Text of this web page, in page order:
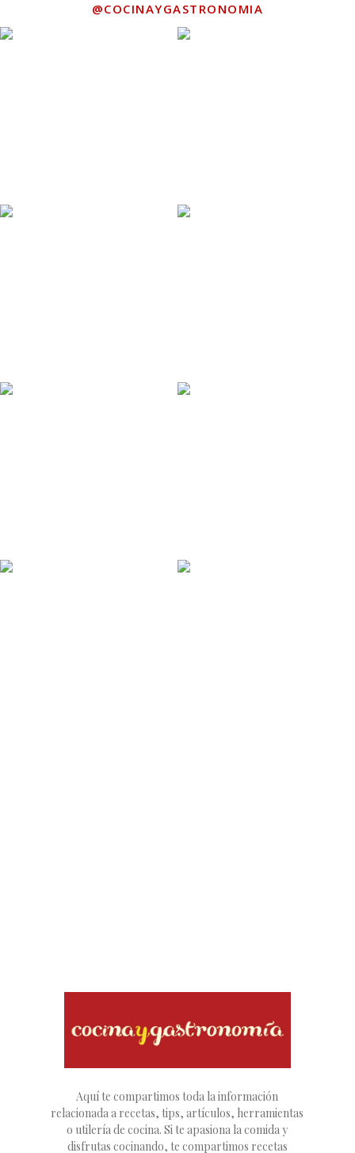
@COCINAYGASTRONOMIA
Aquí te compartimos toda la información
relacionada a recetas, tips, artículos, herramientas
o utilería de cocina. Si te apasiona la comida y
disfrutas cocinando, te compartimos recetas